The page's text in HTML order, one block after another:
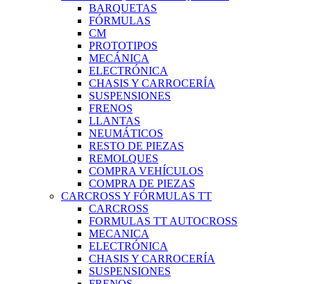
BARQUETAS
FÓRMULAS
CM
PROTOTIPOS
MECÁNICA
ELECTRÓNICA
CHASIS Y CARROCERÍA
SUSPENSIONES
FRENOS
LLANTAS
NEUMÁTICOS
RESTO DE PIEZAS
REMOLQUES
COMPRA VEHÍCULOS
COMPRA DE PIEZAS
CARCROSS Y FÓRMULAS TT
CARCROSS
FORMULAS TT AUTOCROSS
MECANICA
ELECTRÓNICA
CHASIS Y CARROCERÍA
SUSPENSIONES